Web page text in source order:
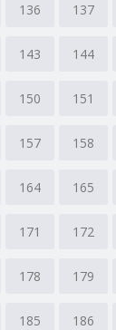
136 137
143 144
150 151
157 158
164 165
171 172
178 179
185 186